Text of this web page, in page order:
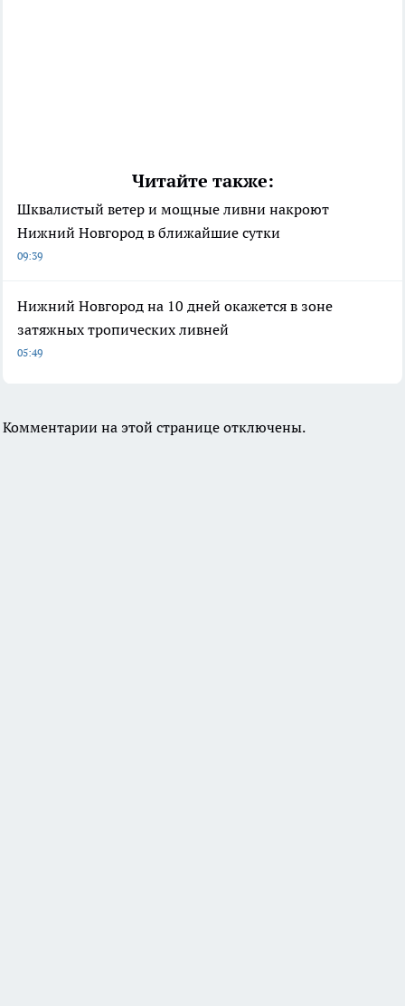
Читайте также:
Шквалистый ветер и мощные ливни накроют
Нижний Новгород в ближайшие сутки
09:39
Нижний Новгород на 10 дней окажется в зоне
затяжных тропических ливней
05:49
Комментарии на этой странице отключены.